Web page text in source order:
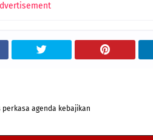
perkasa agenda kebajikan